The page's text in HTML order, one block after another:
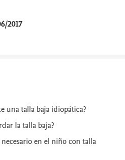
2017
una talla baja idiopática?
la talla baja?
en el niño con talla